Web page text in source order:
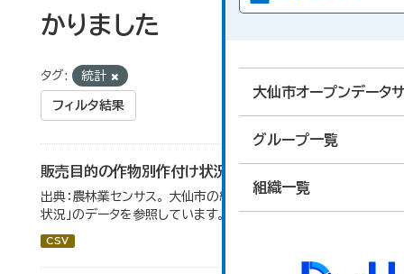
大仙市オープンデータ
グループ一覧
組織一覧
かりました
タグ: 統計
フィルタ結果
販売目的の作物別作付け状況
出典：農林業センサス。 大仙市の統計「3-1 農業経営体の
状況」のデータを参照しています。
CSV